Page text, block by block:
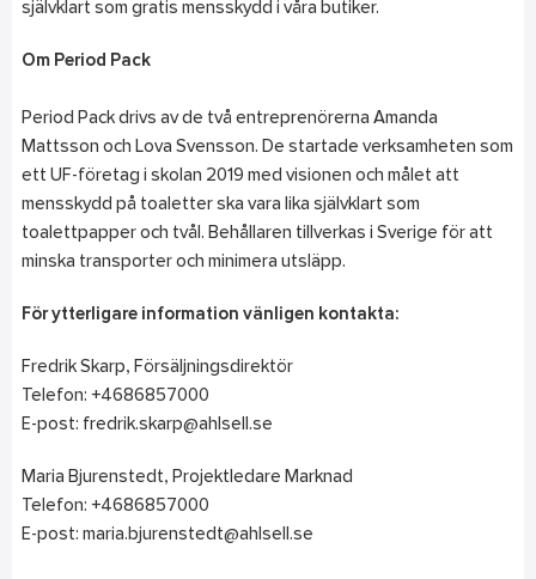
självklart som gratis mensskydd i våra butiker.
Om Period Pack
Period Pack drivs av de två entreprenörerna Amanda
Mattsson och Lova Svensson. De startade verksamheten som
ett UF-företag i skolan 2019 med visionen och målet att
mensskydd på toaletter ska vara lika självklart som
toalettpapper och tvål. Behållaren tillverkas i Sverige för att
minska transporter och minimera utsläpp.
För ytterligare information vänligen kontakta:
Fredrik Skarp, Försäljningsdirektör
Telefon: +4686857000
E-post: fredrik.skarp@ahlsell.se
Maria Bjurenstedt, Projektledare Marknad
Telefon: +4686857000
E-post: maria.bjurenstedt@ahlsell.se